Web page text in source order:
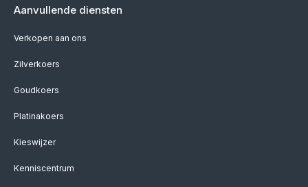
Aanvullende diensten
Verkopen aan ons
Zilverkoers
Goudkoers
Platinakoers
Kieswijzer
Kenniscentrum